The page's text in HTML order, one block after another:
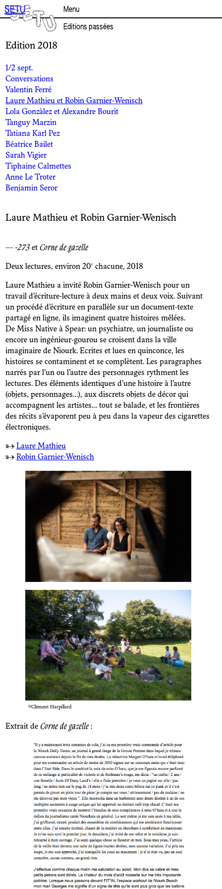
Aller
au
SETU Menu
Editions passées
Edition 2018
1/2 sept.
Conversations
Valentin Ferré
Laure Mathieu et Robin Garnier-Wenisch
Lola Gonzàlez et Alexandre Bourit
Tanguy Marzin
Tatiana Karl Pez
Béatrice Bailet
Sarah Vigier
Tiphaine Calmettes
Anne Le Troter
Benjamin Seror
Laure Mathieu et Robin Garnier-Wenisch
— -273 et Corne de gazelle
Deux lectures, environ 20′ chacune, 2018
Laure Mathieu a invité Robin Garnier-Wenisch pour un
travail d’écriture-lecture à deux mains et deux voix. Suivant
un procédé d’écriture en parallèle sur un document-texte
partagé en ligne, ils imaginent quatre histoires mêlées.
De Miss Native à Spear: un psychiatre, un journaliste ou
encore un ingénieur-gourou se croisent dans la ville
imaginaire de Niourk. Ecrites et lues en quinconce, les
histoires se contaminent et se complètent. Les paragraphes
narrés par l’un ou l’autre des personnages rythment les
lectures. Des éléments identiques d’une histoire à l’autre
(objets, personnages…), aux discrets objets de décor qui
accompagnent les artistes… tout se balade, et les frontières
des récits s’évaporent peu à peu dans la vapeur des cigarettes
électroniques.
→ Laure Mathieu
→ Robin Garnier-Wenisch
©Clément Harpillard
Extrait de Corne de gazelle :